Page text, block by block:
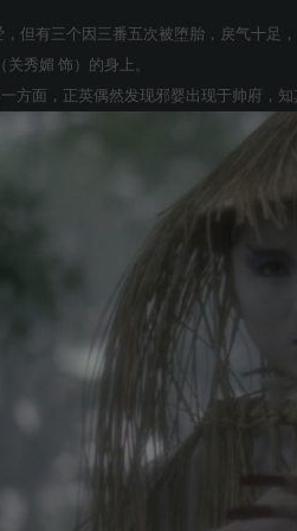
但有三个因三番五次被堕胎，戾气十足
秀媚 饰）的身上。
方面，正英偶然发现邪婴出现于帅府，